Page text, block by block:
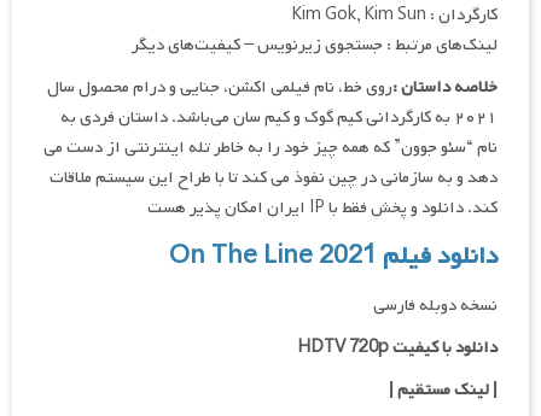
کارگردان : Kim Gok, Kim Sun
لینک‌های مرتبط : جستجوی زیرنویس – کیفیت‌های دیگر
خلاصه داستان :روی خط، نام فیلمی اکشن، جنایی و درام محصول سال
۲۰۲۱ به کارگردانی کیم گوک و کیم سان می‌باشد. داستان فردی به
نام “سئو جوون” که همه چیز خود را به خاطر تله اینترنتی از دست می
دهد و به سازمانی در چین نفوذ می کند تا با طراح این سیستم ملاقات
کند. دانلود و پخش فقط با IP ایران امکان پذیر هست
دانلود فیلم On The Line 2021
نسخه دوبله فارسی
دانلود با کیفیت HDTV 720p
| لینک مستقیم |